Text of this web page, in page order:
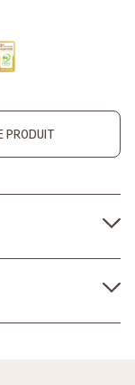
PRODUIT